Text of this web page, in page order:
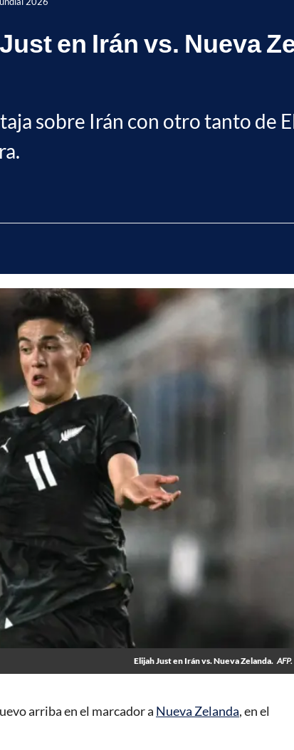
en Irán vs. Nueva
sobre Irán con otro tanto de
Elijah Just en Irán vs. Nueva Zelanda. AFP.
arriba en el marcador a Nueva Zelanda, en el